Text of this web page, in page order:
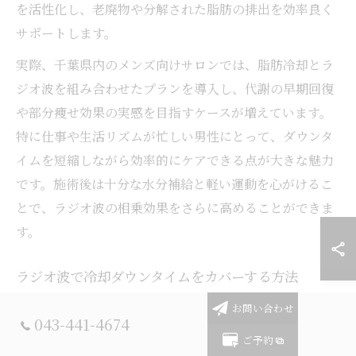
を活性化し、老廃物や分解された脂肪の排出を効率良く
サポートします。
実際、千葉県内のメンズ向けサロンでは、脂肪冷却とラ
ジオ波を組み合わせたプランを導入し、代謝の早期回復
や部分痩せ効果の実感を目指すケースが増えています。
特に仕事や生活リズムが忙しい男性にとって、ダウンタ
イムを短縮しながら効率的にケアできる点が大きな魅力
です。施術後は十分な水分補給と軽い運動を心がけるこ
とで、ラジオ波の相乗効果をさらに高めることができま
す。
ラジオ波で冷却ダウンタイムをカバーする方法
脂肪冷却施術後に起こりやすいのが、冷えやむくみ、代
謝の一時的な低下です。こうしたダウンタイムを最小限
043-441-4674
お問い合わせ
ご予約